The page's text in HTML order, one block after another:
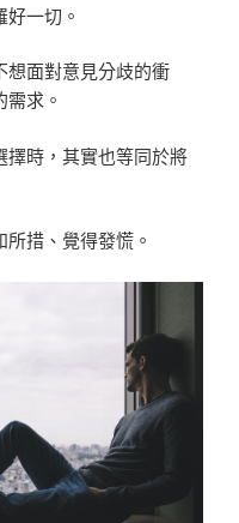
一切。
想面對意見分歧的衝
求。
擇時，其實也等同於將
措、覺得發慌。